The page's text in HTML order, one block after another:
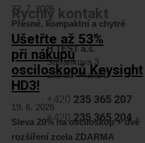
22. 7. 2026
Přesné, kompaktní a chytré
Ušetřte až 53%
při nákupu
osciloskopů Keysight
HD3!
19. 6. 2026
Sleva 20% na osciloskop + dvě
rozšíření zcela ZDARMA
Rychlý kontakt
H TEST a.s.
Šafránkova 3
155 00 Praha 5
+420 235 365 207
+420 235 365 204